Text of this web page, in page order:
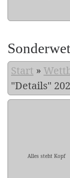
Start »
"Details"
Alles steht Kopf